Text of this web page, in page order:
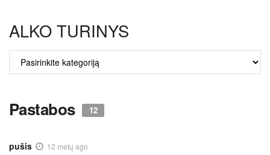
ALKO TURINYS
TURINYS
Pastabos 12
pušis 12 metų ago